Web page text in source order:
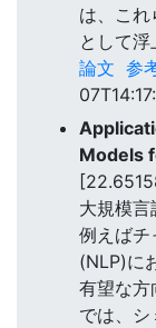
は、こ
として浮
論文 参
Models
大規模言
例えばチ
(NLP)に
有望な方
では、